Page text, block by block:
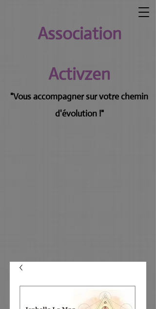
Association
Activzen
"Vous accompagner sur votre chemin
d'évolution !"